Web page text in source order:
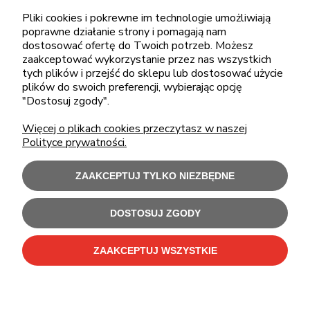
pon.-piąt.: 08:00-16:00
sklep@cebit.pl
ZAKUPY
POMOC
MOJE KONTO
INFORMACJE
Użytkowanie sklepu oznacza zgodę na wykorzystywanie plików cookies.
Pliki cookies i pokrewne im technologie umożliwiają
poprawne działanie strony i pomagają nam
dostosować ofertę do Twoich potrzeb. Możesz
zaakceptować wykorzystanie przez nas wszystkich
tych plików i przejść do sklepu lub dostosować użycie
plików do swoich preferencji, wybierając opcję
"Dostosuj zgody".
Więcej o plikach cookies przeczytasz w naszej
Polityce prywatności.
ZAAKCEPTUJ TYLKO NIEZBĘDNE
DOSTOSUJ ZGODY
ZAAKCEPTUJ WSZYSTKIE